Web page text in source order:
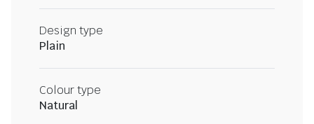
Design type
Plain
Colour type
Natural